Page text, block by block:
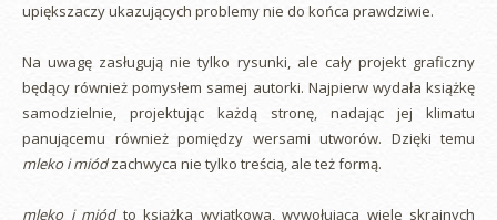
upiększaczy ukazujących problemy nie do końca prawdziwie.
Na uwagę zasługują nie tylko rysunki, ale cały projekt graficzny
będący również pomysłem samej autorki. Najpierw wydała książkę
samodzielnie, projektując każdą stronę, nadając jej klimatu
panującemu również pomiędzy wersami utworów. Dzięki temu
mleko i miódzachwyca nie tylko treścią, ale też formą.
mleko i miódto książka wyjątkowa, wywołująca wiele skrajnych